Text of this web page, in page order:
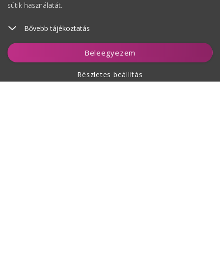
sütik használatát.
Bővebb tájékoztatás
Beleegyezem
Részletes beállítás
Kosárhoz ad